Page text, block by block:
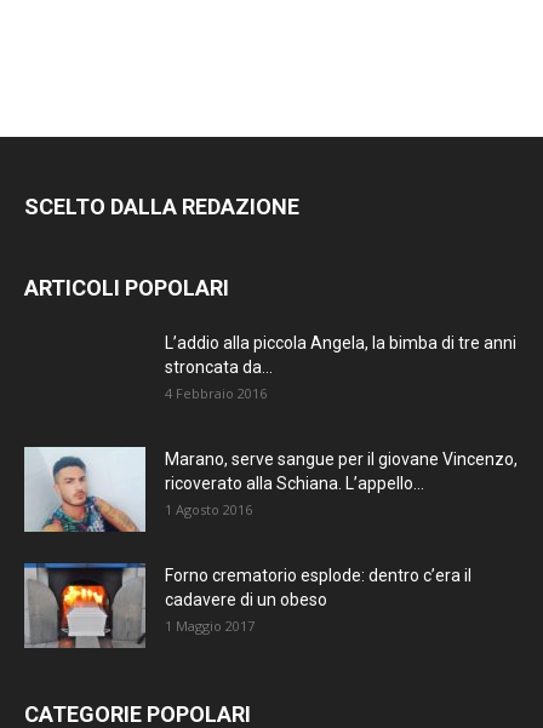
SCELTO DALLA REDAZIONE
ARTICOLI POPOLARI
L’addio alla piccola Angela, la bimba di tre anni
stroncata da...
4 Febbraio 2016
Marano, serve sangue per il giovane Vincenzo,
ricoverato alla Schiana. L’appello...
1 Agosto 2016
Forno crematorio esplode: dentro c’era il
cadavere di un obeso
1 Maggio 2017
CATEGORIE POPOLARI